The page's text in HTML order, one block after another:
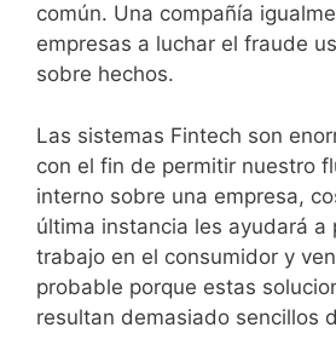
común. Una compañía
empresas a luchar el fraude
sobre hechos.
Las sistemas Fintech son
con el fin de permitir nuestro
interno sobre una empresa,
última instancia les ayudará a
trabajo en el consumidor y
probable porque estas
resultan demasiado sencillos